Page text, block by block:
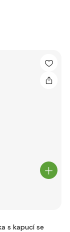
s kapucí se